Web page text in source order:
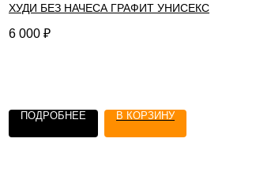
ХУДИ БЕЗ НАЧЕСА ГРАФИТ УНИСЕКС
6 000 ₽
ПОДРОБНЕЕ В КОРЗИНУ